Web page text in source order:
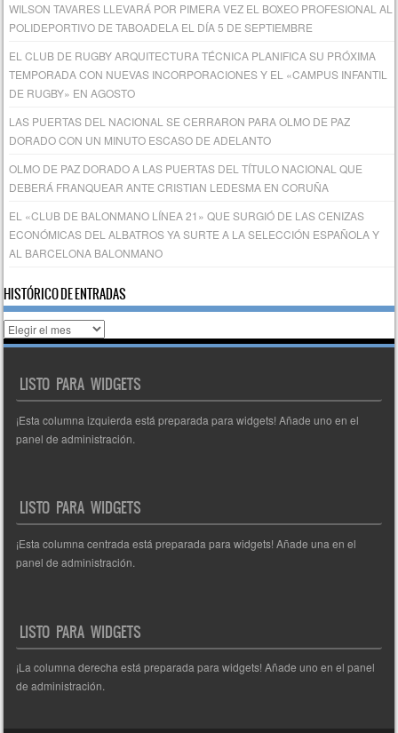
WILSON TAVARES LLEVARÁ POR PIMERA VEZ EL BOXEO PROFESIONAL AL
POLIDEPORTIVO DE TABOADELA EL DÍA 5 DE SEPTIEMBRE
EL CLUB DE RUGBY ARQUITECTURA TÉCNICA PLANIFICA SU PRÓXIMA
TEMPORADA CON NUEVAS INCORPORACIONES Y EL «CAMPUS INFANTIL
DE RUGBY» EN AGOSTO
LAS PUERTAS DEL NACIONAL SE CERRARON PARA OLMO DE PAZ
DORADO CON UN MINUTO ESCASO DE ADELANTO
OLMO DE PAZ DORADO A LAS PUERTAS DEL TÍTULO NACIONAL QUE
DEBERÁ FRANQUEAR ANTE CRISTIAN LEDESMA EN CORUÑA
EL «CLUB DE BALONMANO LÍNEA 21» QUE SURGIÓ DE LAS CENIZAS
ECONÓMICAS DEL ALBATROS YA SURTE A LA SELECCIÓN ESPAÑOLA Y
AL BARCELONA BALONMANO
HISTÓRICO DE ENTRADAS
Histórico
de
LISTO PARA WIDGETS
¡Esta columna izquierda está preparada para widgets! Añade uno en el
panel de administración.
LISTO PARA WIDGETS
¡Esta columna centrada está preparada para widgets! Añade una en el
panel de administración.
LISTO PARA WIDGETS
¡La columna derecha está preparada para widgets! Añade uno en el panel
de administración.